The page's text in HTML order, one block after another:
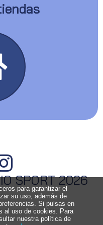
SPORT 2026
para garantizar el
su uso, además de
Si pulsas en
al uso de cookies. Para
nuestra política de